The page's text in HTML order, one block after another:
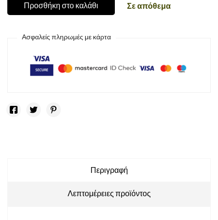
Προσθήκη στο καλάθι Σε απόθεμα
Ασφαλείς πληρωμές με κάρτα
Περιγραφή
Λεπτομέρειες προϊόντος